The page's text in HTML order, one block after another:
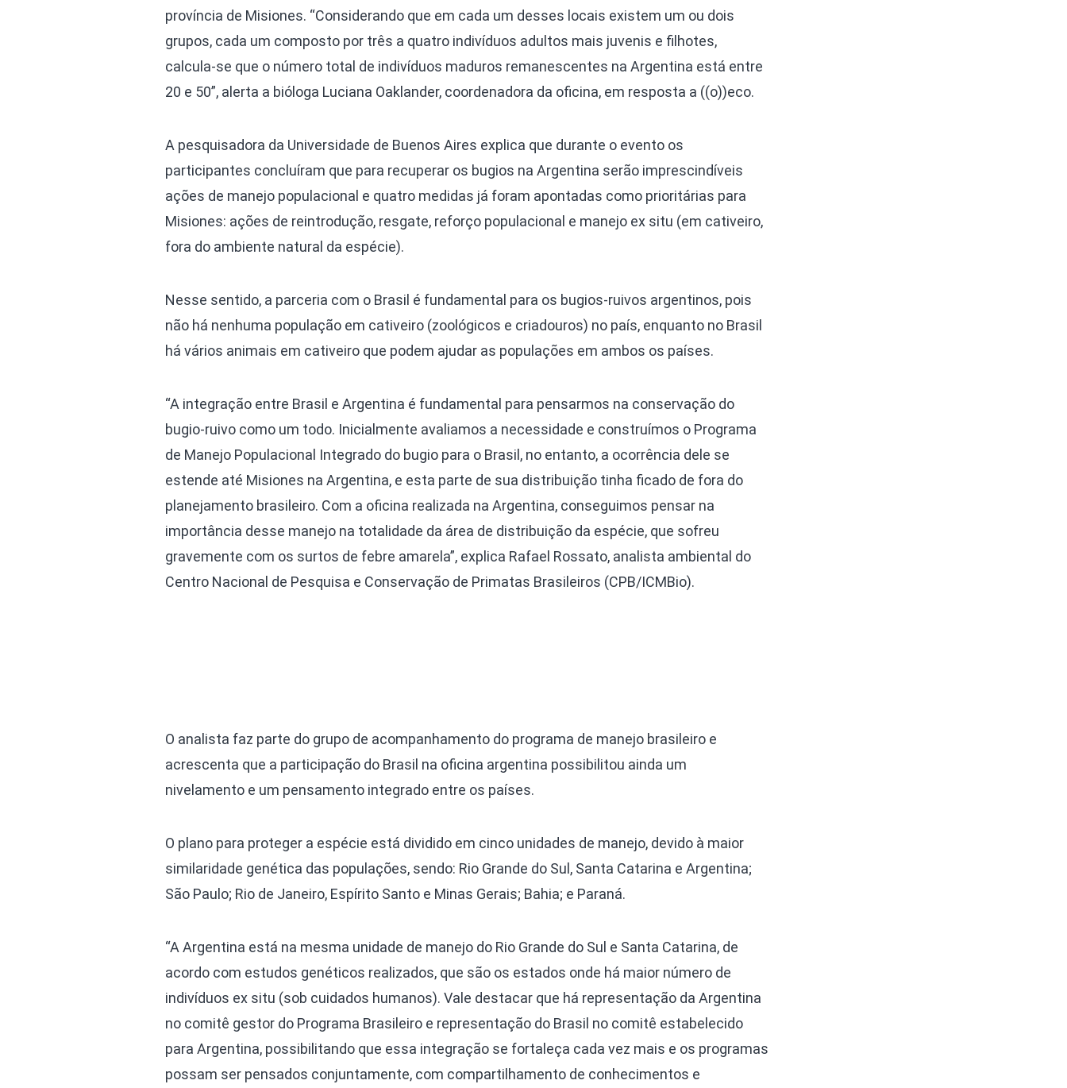
província de Misiones. “Considerando que em cada um desses locais existem um ou dois
grupos, cada um composto por três a quatro indivíduos adultos mais juvenis e filhotes,
calcula-se que o número total de indivíduos maduros remanescentes na Argentina está entre
20 e 50”, alerta a bióloga Luciana Oaklander, coordenadora da oficina, em resposta a ((o))eco.
A pesquisadora da Universidade de Buenos Aires explica que durante o evento os
participantes concluíram que para recuperar os bugios na Argentina serão imprescindíveis
ações de manejo populacional e quatro medidas já foram apontadas como prioritárias para
Misiones: ações de reintrodução, resgate, reforço populacional e manejo ex situ (em cativeiro,
fora do ambiente natural da espécie).
Nesse sentido, a parceria com o Brasil é fundamental para os bugios-ruivos argentinos, pois
não há nenhuma população em cativeiro (zoológicos e criadouros) no país, enquanto no Brasil
há vários animais em cativeiro que podem ajudar as populações em ambos os países.
“A integração entre Brasil e Argentina é fundamental para pensarmos na conservação do
bugio-ruivo como um todo. Inicialmente avaliamos a necessidade e construímos o Programa
de Manejo Populacional Integrado do bugio para o Brasil, no entanto, a ocorrência dele se
estende até Misiones na Argentina, e esta parte de sua distribuição tinha ficado de fora do
planejamento brasileiro. Com a oficina realizada na Argentina, conseguimos pensar na
importância desse manejo na totalidade da área de distribuição da espécie, que sofreu
gravemente com os surtos de febre amarela”, explica Rafael Rossato, analista ambiental do
Centro Nacional de Pesquisa e Conservação de Primatas Brasileiros (CPB/ICMBio).
O analista faz parte do grupo de acompanhamento do programa de manejo brasileiro e
acrescenta que a participação do Brasil na oficina argentina possibilitou ainda um
nivelamento e um pensamento integrado entre os países.
O plano para proteger a espécie está dividido em cinco unidades de manejo, devido à maior
similaridade genética das populações, sendo: Rio Grande do Sul, Santa Catarina e Argentina;
São Paulo; Rio de Janeiro, Espírito Santo e Minas Gerais; Bahia; e Paraná.
“A Argentina está na mesma unidade de manejo do Rio Grande do Sul e Santa Catarina, de
acordo com estudos genéticos realizados, que são os estados onde há maior número de
indivíduos ex situ (sob cuidados humanos). Vale destacar que há representação da Argentina
no comitê gestor do Programa Brasileiro e representação do Brasil no comitê estabelecido
para Argentina, possibilitando que essa integração se fortaleça cada vez mais e os programas
possam ser pensados conjuntamente, com compartilhamento de conhecimentos e